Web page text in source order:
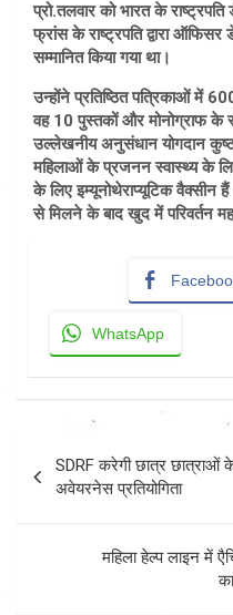
प्रो.तलवार को भारत के
फ्रांस के राष्ट्रपति द्वारा
सम्मानित किया गया था।
उन्होंने प्रतिष्ठित पत्रिकाओं में
वह 10 पुस्तकों और मोनोग्राफ
उल्लेखनीय अनुसंधान योगदान
महिलाओं के प्रजनन स्वास्थ्य के
के लिए इम्यूनोथेराप्यूटिक वैक्सीन
से मिलने के बाद खुद में परिवर्तन
WhatsApp
Post
navigation
SDRF करेगी छात्र
अवेयरनेस प्रतियोगिता
महिला हेल्प लाइन में